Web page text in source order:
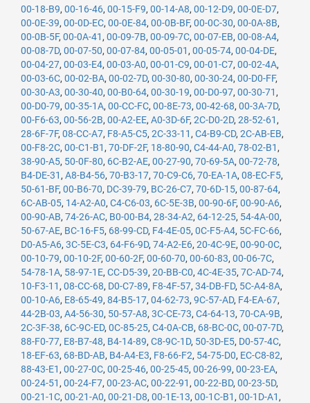
00-18-B9, 00-16-46, 00-15-F9, 00-14-A8, 00-12-D9, 00-0E-D7,
00-0E-39, 00-0D-EC, 00-0E-84, 00-0B-BF, 00-0C-30, 00-0A-8B,
00-0B-5F, 00-0A-41 , 00-09-7B, 00-09-7C, 00-07-EB, 00-08-A4,
00-08-7D, 00-07-50, 00-07-84, 00-05-01 , 00-05-74, 00-04-DE,
00-04-27, 00-03-E4, 00-03-A0, 00-01-C9, 00-01-C7, 00-02-4A,
00-03-6C, 00-02-BA, 00-02-7D, 00-30-80, 00-30-24, 00-D0-FF,
00-30-A3, 00-30-40, 00-B0-64, 00-30-19, 00-D0-97, 00-30-71 ,
00-D0-79, 00-35-1A, 00-CC-FC, 00-8E-73, 00-42-68, 00-3A-7D,
00-F6-63, 00-56-2B, 00-A2-EE, A0-3D-6F, 2C-D0-2D, 28-52-61 ,
28-6F-7F, 08-CC-A7, F8-A5-C5, 2C-33-11 , C4-B9-CD, 2C-AB-EB,
00-F8-2C, 00-C1-B1 , 70-DF-2F, 18-80-90, C4-44-A0, 78-02-B1 ,
38-90-A5, 50-0F-80, 6C-B2-AE, 00-27-90, 70-69-5A, 00-72-78,
B4-DE-31 , A8-B4-56, 70-B3-17, 70-C9-C6, 70-EA-1A, 08-EC-F5,
50-61-BF, 00-B6-70, DC-39-79, BC-26-C7, 70-6D-15, 00-87-64,
6C-AB-05, 14-A2-A0, C4-C6-03, 6C-5E-3B, 00-90-6F, 00-90-A6,
00-90-AB, 74-26-AC, B0-00-B4, 28-34-A2, 64-12-25, 54-4A-00,
50-67-AE, BC-16-F5, 68-99-CD, F4-4E-05, 0C-F5-A4, 5C-FC-66,
D0-A5-A6, 3C-5E-C3, 64-F6-9D, 74-A2-E6, 20-4C-9E, 00-90-0C,
00-10-79, 00-10-2F, 00-60-2F, 00-60-70, 00-60-83, 00-06-7C,
54-78-1A, 58-97-1E, CC-D5-39, 20-BB-C0, 4C-4E-35, 7C-AD-74,
10-F3-11 , 08-CC-68, D0-C7-89, F8-4F-57, 34-DB-FD, 5C-A4-8A,
00-10-A6, E8-65-49, 84-B5-17, 04-62-73, 9C-57-AD, F4-EA-67,
44-2B-03, A4-56-30, 50-57-A8, 3C-CE-73, C4-64-13, 70-CA-9B,
2C-3F-38, 6C-9C-ED, 0C-85-25, C4-0A-CB, 68-BC-0C, 00-07-7D,
88-F0-77, E8-B7-48, B4-14-89, C8-9C-1D, 50-3D-E5, D0-57-4C,
18-EF-63, 68-BD-AB, B4-A4-E3, F8-66-F2, 54-75-D0, EC-C8-82,
88-43-E1 , 00-27-0C, 00-25-46, 00-25-45, 00-26-99, 00-23-EA,
00-24-51 , 00-24-F7, 00-23-AC, 00-22-91 , 00-22-BD, 00-23-5D,
00-21-1C, 00-21-A0, 00-21-D8, 00-1E-13, 00-1C-B1 , 00-1D-A1 ,